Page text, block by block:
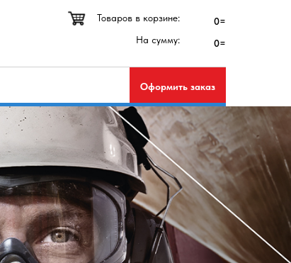
Оформить заказ
0=
Товаров в корзине:
На сумму:
0=